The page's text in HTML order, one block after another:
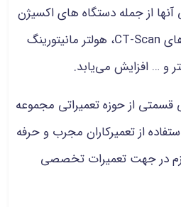
آنها از جمله دستگاه های اکسیژن
ساز، ونتیلاتورها، دستگاه های CT-Scan، هولتر مانیتورینگ
و … افزایش می‌یابد.
قسمتی از حوزه تعمیراتی مجموعه
از تعمیرکاران مجرب و حرفه
در جهت تعمیرات تخصصی